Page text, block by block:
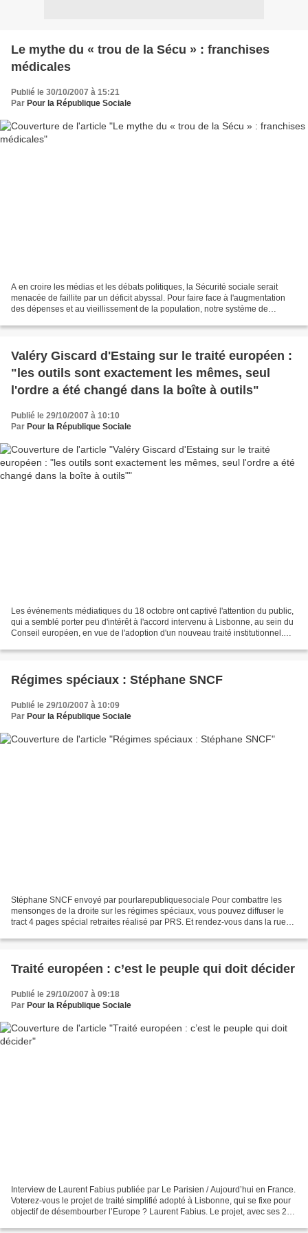
Le mythe du « trou de la Sécu » : franchises
médicales
Publié le 30/10/2007 à 15:21
Par Pour la République Sociale
A en croire les médias et les débats politiques, la Sécurité sociale serait
menacée de faillite par un déficit abyssal. Pour faire face à l'augmentation
des dépenses et au vieillissement de la population, notre système de
Valéry Giscard d'Estaing sur le traité européen :
"les outils sont exactement les mêmes, seul
l'ordre a été changé dans la boîte à outils"
Publié le 29/10/2007 à 10:10
Par Pour la République Sociale
Les événements médiatiques du 18 octobre ont captivé l'attention du public,
qui a semblé porter peu d'intérêt à l'accord intervenu à Lisbonne, au sein du
Conseil européen, en vue de l'adoption d'un nouveau traité institutionnel.
Régimes spéciaux : Stéphane SNCF
Publié le 29/10/2007 à 10:09
Par Pour la République Sociale
Stéphane SNCF envoyé par pourlarepubliquesociale Pour combattre les
mensonges de la droite sur les régimes spéciaux, vous pouvez diffuser le
tract 4 pages spécial retraites réalisé par PRS. Et rendez-vous dans la rue
Traité européen : c’est le peuple qui doit décider
Publié le 29/10/2007 à 09:18
Par Pour la République Sociale
Interview de Laurent Fabius publiée par Le Parisien / Aujourd’hui en France.
Voterez-vous le projet de traité simplifié adopté à Lisbonne, qui se fixe pour
objectif de désembourber l’Europe ? Laurent Fabius. Le projet, avec ses 250